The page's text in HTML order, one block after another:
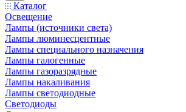
Каталог
Освещение
Лампы (источники света)
Лампы люминесцентные
Лампы специального назначения
Лампы галогенные
Лампы газоразрядные
Лампы накаливания
Лампы светодиодные
Светодиоды